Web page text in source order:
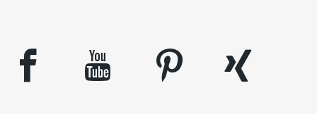
facebook youtube pinterest
xing